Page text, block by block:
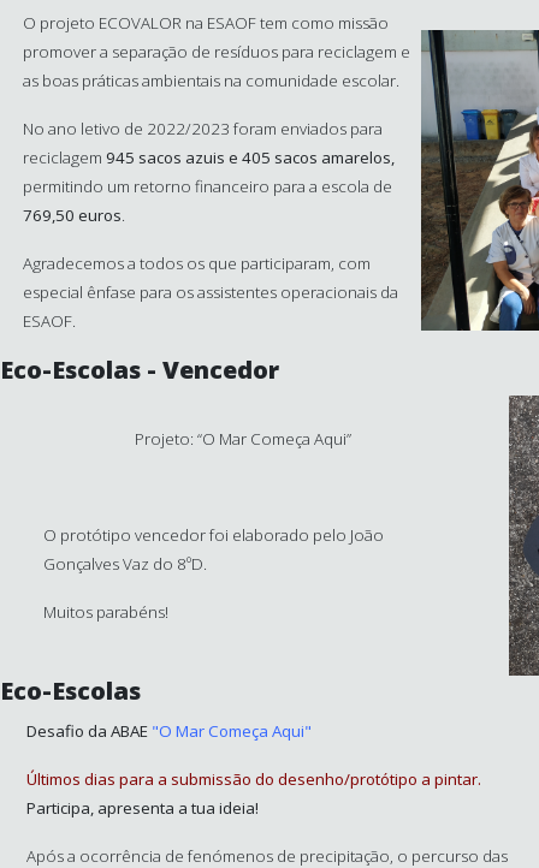
O projeto ECOVALOR na ESAOF tem como missão
promover a separação de resíduos para reciclagem e
as boas práticas ambientais na comunidade escolar.
No ano letivo de 2022/2023 foram enviados para
reciclagem 945 sacos azuis e 405 sacos amarelos,
permitindo um retorno financeiro para a escola de
769,50 euros.
Agradecemos a todos os que participaram, com
especial ênfase para os assistentes operacionais da
ESAOF.
Eco-Escolas - Vencedor
Projeto: “O Mar Começa Aqui”
O protótipo vencedor foi elaborado pelo João
Gonçalves Vaz do 8ºD.
Muitos parabéns!
Eco-Escolas
Desafio da ABAE "O Mar Começa Aqui"
Últimos dias para a submissão do desenho/protótipo a pintar.
Participa, apresenta a tua ideia!
Após a ocorrência de fenómenos de precipitação, o percurso das